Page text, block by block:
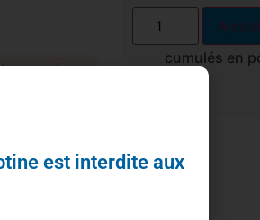
🛒
cumulés en
est interdite aux